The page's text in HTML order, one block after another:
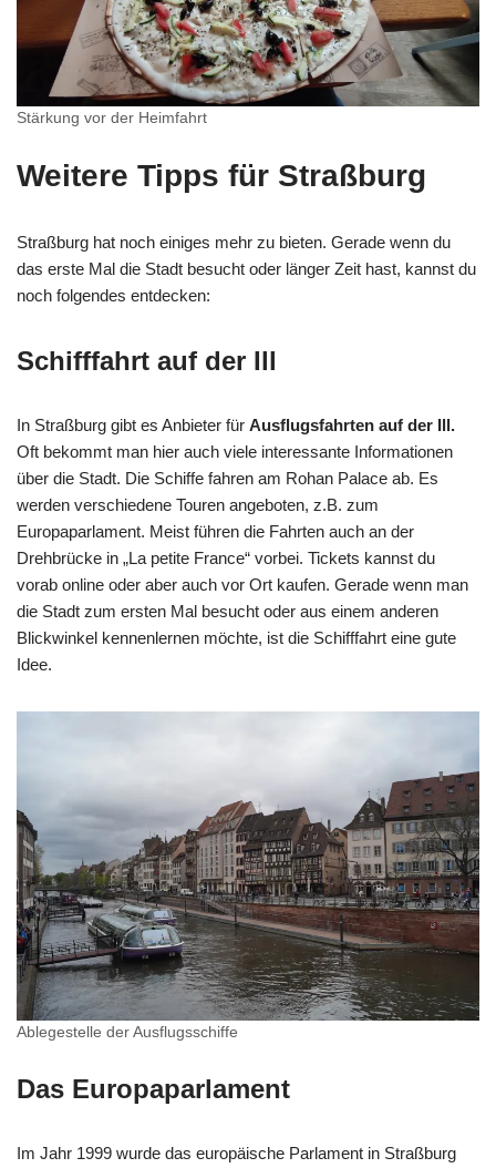
Stärkung vor der Heimfahrt
Weitere Tipps für Straßburg
Straßburg hat noch einiges mehr zu bieten. Gerade wenn du
das erste Mal die Stadt besucht oder länger Zeit hast, kannst du
noch folgendes entdecken:
Schifffahrt auf der Ill
In Straßburg gibt es Anbieter für Ausflugsfahrten auf der Ill.
Oft bekommt man hier auch viele interessante Informationen
über die Stadt. Die Schiffe fahren am Rohan Palace ab. Es
werden verschiedene Touren angeboten, z.B. zum
Europaparlament. Meist führen die Fahrten auch an der
Drehbrücke in „La petite France“ vorbei. Tickets kannst du
vorab online oder aber auch vor Ort kaufen. Gerade wenn man
die Stadt zum ersten Mal besucht oder aus einem anderen
Blickwinkel kennenlernen möchte, ist die Schifffahrt eine gute
Idee.
Ablegestelle der Ausflugsschiffe
Das Europaparlament
Im Jahr 1999 wurde das europäische Parlament in Straßburg